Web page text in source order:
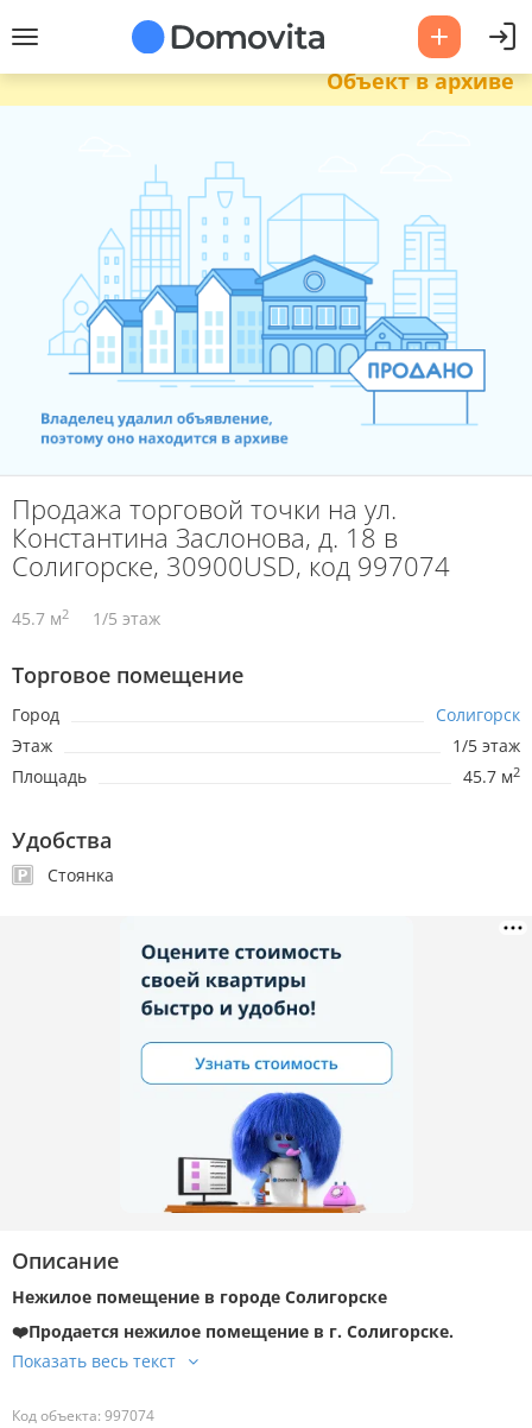
Объект в архиве
Продажа торговой точки на ул.
Константина Заслонова, д. 18 в
Солигорске, 30900USD, код 997074
45.7 м2 1/5 этаж
Торговое помещение
Город
Солигорск
Этаж
1/5 этаж
Площадь
45.7 м2
Удобства
Стоянка
Описание
Нежилое помещение в городе Солигорске
❤️Продается нежилое помещение в г. Солигорске.
Код объекта: 997074